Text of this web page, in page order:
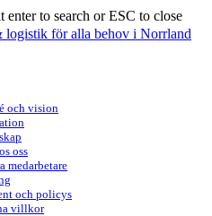
enter to search or ESC to close
och vision
oss
medarbetare
och policys
villkor